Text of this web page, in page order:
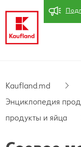
Обзор акций
Каталог
Kaufland Card
Kaufland.md
Энциклопедия
продукты и яйца